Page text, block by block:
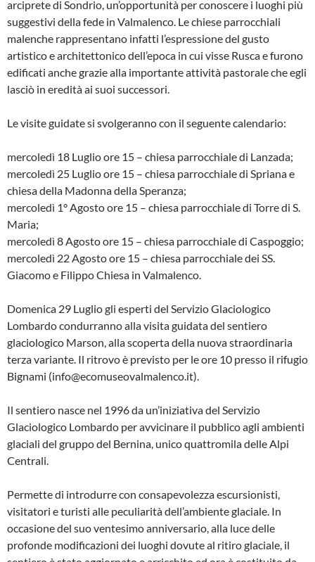
arciprete di Sondrio, un’opportunità per conoscere i luoghi più
suggestivi della fede in Valmalenco. Le chiese parrocchiali
malenche rappresentano infatti l’espressione del gusto
artistico e architettonico dell’epoca in cui visse Rusca e furono
edificati anche grazie alla importante attività pastorale che egli
lasciò in eredità ai suoi successori.
Le visite guidate si svolgeranno con il seguente calendario:
mercoledì 18 Luglio ore 15 – chiesa parrocchiale di Lanzada;
mercoledì 25 Luglio ore 15 – chiesa parrocchiale di Spriana e
chiesa della Madonna della Speranza;
mercoledì 1° Agosto ore 15 – chiesa parrocchiale di Torre di S.
Maria;
mercoledì 8 Agosto ore 15 – chiesa parrocchiale di Caspoggio;
mercoledì 22 Agosto ore 15 – chiesa parrocchiale dei SS.
Giacomo e Filippo Chiesa in Valmalenco.
Domenica 29 Luglio gli esperti del Servizio Glaciologico
Lombardo condurranno alla visita guidata del sentiero
glaciologico Marson, alla scoperta della nuova straordinaria
terza variante. Il ritrovo è previsto per le ore 10 presso il rifugio
Bignami (info@ecomuseovalmalenco.it).
Il sentiero nasce nel 1996 da un’iniziativa del Servizio
Glaciologico Lombardo per avvicinare il pubblico agli ambienti
glaciali del gruppo del Bernina, unico quattromila delle Alpi
Centrali.
Permette di introdurre con consapevolezza escursionisti,
visitatori e turisti alle peculiarità dell’ambiente glaciale. In
occasione del suo ventesimo anniversario, alla luce delle
profonde modificazioni dei luoghi dovute al ritiro glaciale, il